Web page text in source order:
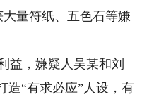
量符纸、五色石等嫌
，嫌疑人吴某和刘
造“有求必应”人设，有